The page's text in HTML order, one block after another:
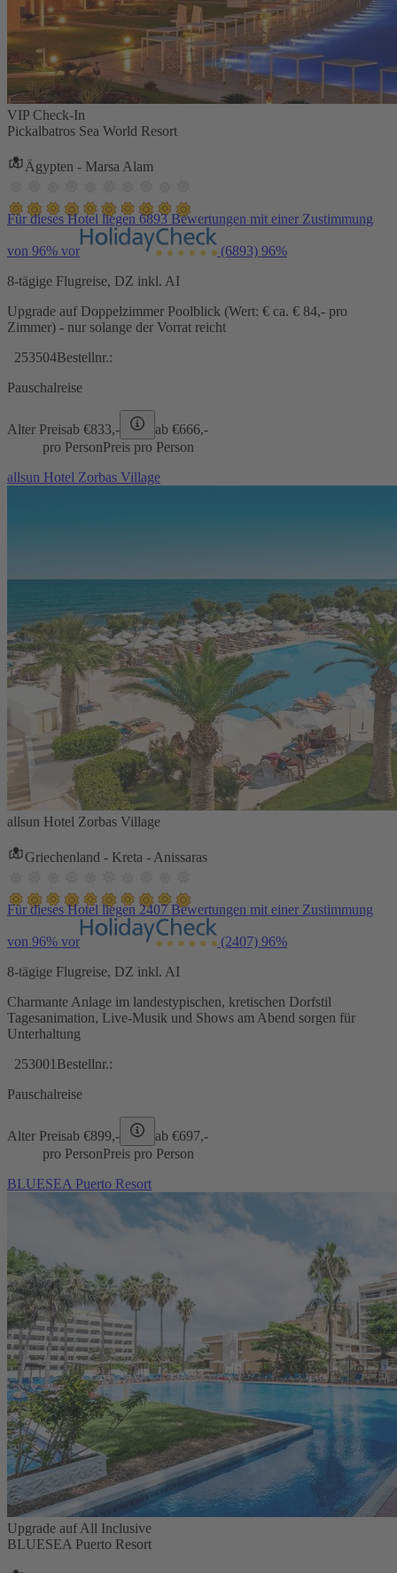
VIP Check-In
Pickalbatros Sea World Resort
Ägypten - Marsa Alam
Für dieses Hotel liegen 6893 Bewertungen mit einer Zustimmung
von 96% vor (6893) 96%
8-tägige Flugreise, DZ inkl. AI
Upgrade auf Doppelzimmer Poolblick (Wert: € ca. € 84,- pro
Zimmer) - nur solange der Vorrat reicht
253504Bestellnr.:
Pauschalreise
Alter Preisab €833,- ab €666,-
pro PersonPreis pro Person
allsun Hotel Zorbas Village
allsun Hotel Zorbas Village
Griechenland - Kreta - Anissaras
Für dieses Hotel liegen 2407 Bewertungen mit einer Zustimmung
von 96% vor (2407) 96%
8-tägige Flugreise, DZ inkl. AI
Charmante Anlage im landestypischen, kretischen Dorfstil
Tagesanimation, Live-Musik und Shows am Abend sorgen für
Unterhaltung
253001 Bestellnr.:
Pauschalreise
Alter Preisab €899,- ab €697,-
pro PersonPreis pro Person
BLUESEA Puerto Resort
Upgrade auf All Inclusive
BLUESEA Puerto Resort